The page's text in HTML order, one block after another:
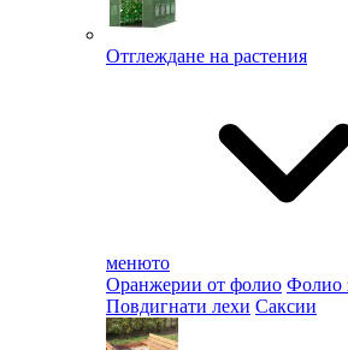
Отглеждане на растения
менюто
Оранжерии от фолио Фолио
Повдигнати лехи Саксии